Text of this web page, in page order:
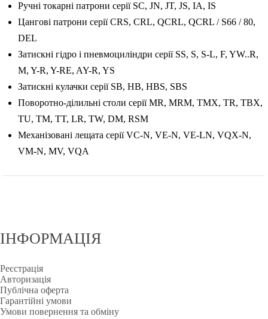
Ручні токарні патрони серії SC, JN, JT, JS, IA, IS
Цангові патрони серії CRS, CRL, QCRL, QCRL / S66 / 80,
DEL
Затискні гідро і пневмоциліндри серії SS, S, S-L, F, YW..R,
M, Y-R, Y-RE, AY-R, YS
Затискні кулачки серії SB, HB, HBS, SBS
Поворотно-ділильні столи серії MR, MRM, TMX, TR, TBX,
TU, TM, TT, LR, TW, DM, RSM
Механізовані лещата серії VC-N, VE-N, VE-LN, VQX-N,
VM-N, MV, VQA
ІНФОРМАЦІЯ
Реєстрація
Авторизація
Публічна оферта
Гарантійні умови
Умови повернення та обміну